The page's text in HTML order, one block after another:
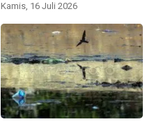
Kamis, 16 Juli 2026